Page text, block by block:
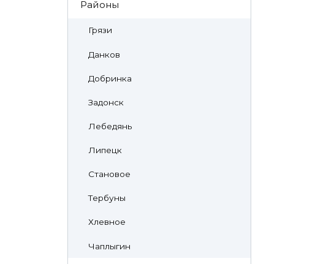
Районы
Грязи
Данков
Добринка
Задонск
Лебедянь
Липецк
Становое
Тербуны
Хлевное
Чаплыгин